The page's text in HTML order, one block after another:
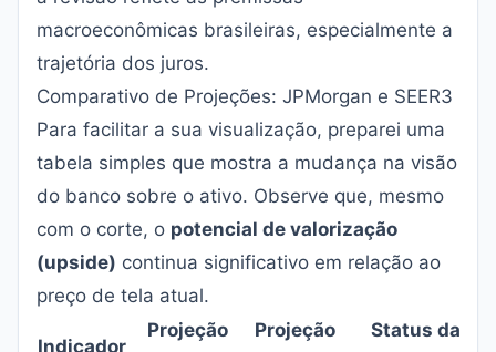
macroeconômicas brasileiras, especialmente a
trajetória dos juros.
Comparativo de Projeções: JPMorgan e SEER3
Para facilitar a sua visualização, preparei uma
tabela simples que mostra a mudança na visão
do banco sobre o ativo. Observe que, mesmo
com o corte, o potencial de valorização
(upside) continua significativo em relação ao
preço de tela atual.
Indicador
Projeção Projeção Status da